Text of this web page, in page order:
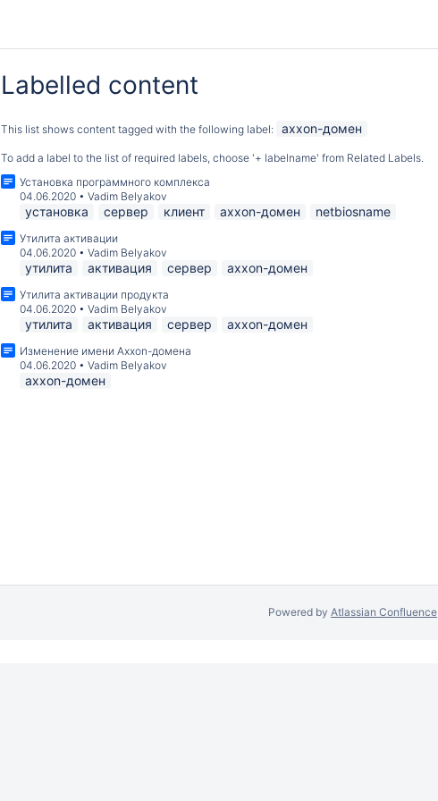
Labelled content
This list shows content tagged with the following label: axxon-домен
To add a label to the list of required labels, choose '+ labelname' from Related Labels.
Установка программного комплекса
04.06.2020 • Vadim Belyakov
установка сервер клиент axxon-домен netbiosname
Утилита активации
04.06.2020 • Vadim Belyakov
утилита активация сервер axxon-домен
Утилита активации продукта
04.06.2020 • Vadim Belyakov
утилита активация сервер axxon-домен
Изменение имени Axxon-домена
04.06.2020 • Vadim Belyakov
axxon-домен
Powered by Atlassian Confluence